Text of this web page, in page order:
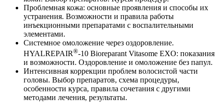
Проблемная кожа: основные проявления и способы их
устранения. Возможности и правила работы
инъекционными препаратами с воспалительными
элементами.
Системное омоложение через оздоровление.
HYALREPAIR®-10 Bioreparant Vitasome EXO: показания
и возможности. Оздоровление и омоложение без папул.
Интенсивная коррекции проблем волосистой части
головы. Выбор препаратов, схема процедуры,
особенности курса, правила сочетания с другими
методами лечения, результаты.